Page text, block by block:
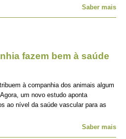
Saber mais
fazem bem à saúde
à companhia dos animais algum
um novo estudo aponta
ao nível da saúde vascular para as
Saber mais